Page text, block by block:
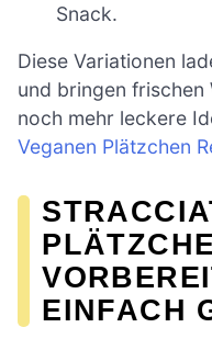
Snack.
Diese Variationen
und bringen frischen
noch mehr leckere
Veganen Plätzchen
EINFACH